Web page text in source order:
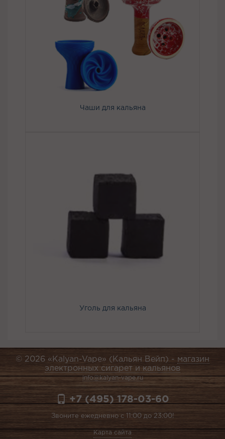
Чаши для кальяна
Уголь для кальяна
© 2026 «Kalyan-Vape» (Кальян Вейп) - магазин
электронных сигарет и кальянов
info@kalyan-vape.ru
+7 (495) 178-03-60
Звоните ежедневно с 11:00 до 23:00!
Карта сайта